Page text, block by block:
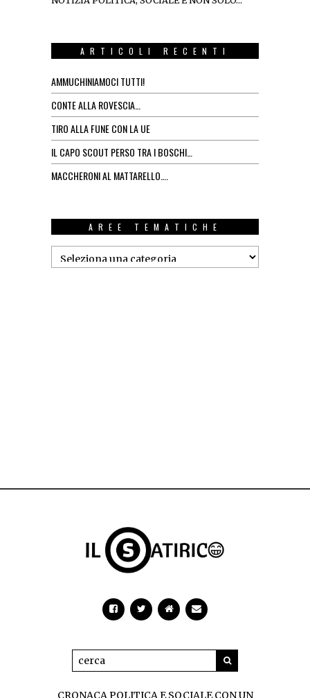
ARTICOLI RECENTI
AMMUCHINIAMOCI TUTTI!
CONTE ALLA ROVESCIA…
TIRO ALLA FUNE CON LA UE
IL CAPO SCOUT PERSO TRA I BOSCHI…
MACCHERONI AL MATTARELLO….
AREE TEMATICHE
CRONACA POLITICA E SOCIALE CON UN